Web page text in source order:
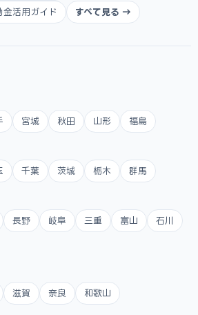
金活用ガイド すべて見る →
宮城 秋田 山形 福島
千葉 茨城 栃木 群馬
長野 岐阜 三重 富山 石川
滋賀 奈良 和歌山